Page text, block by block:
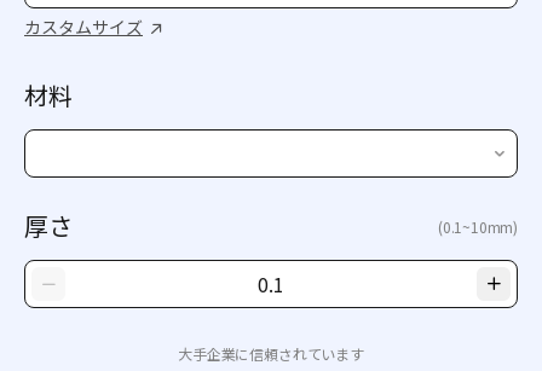
カスタムサイズ
材料
厚さ (0.1~10mm)
大手企業に信頼されています